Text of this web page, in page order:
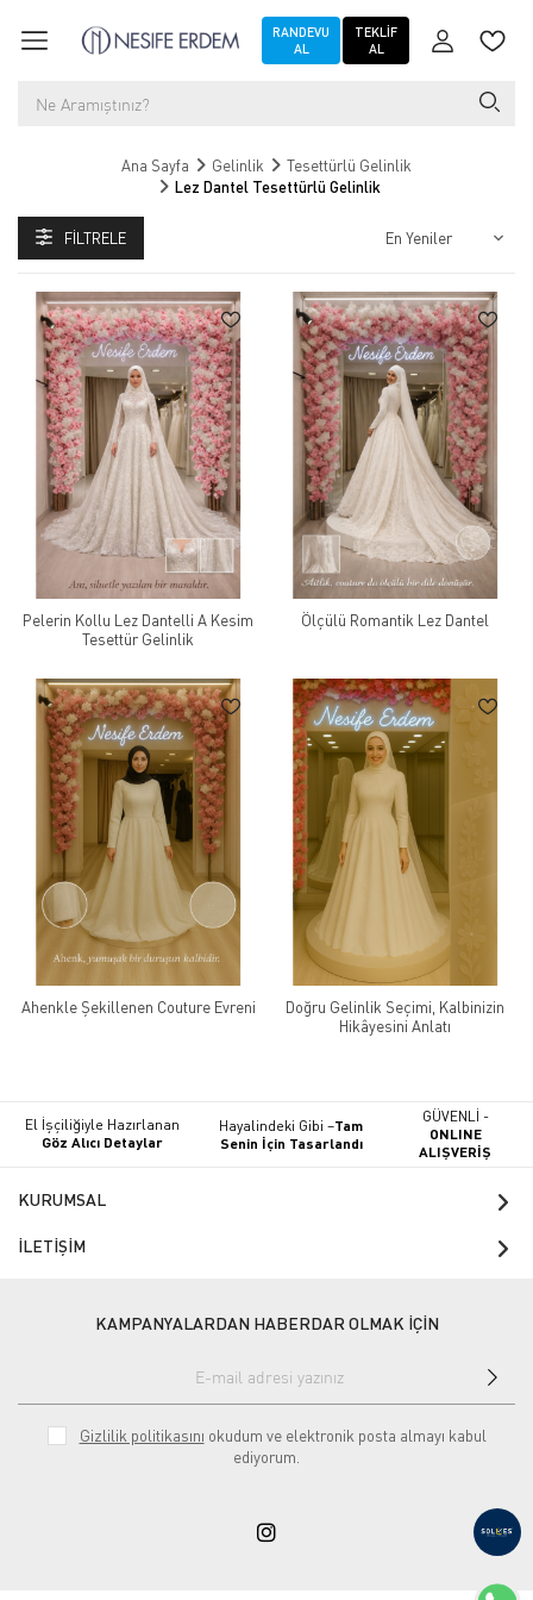
RANDEVU
AL
TEKLIF
AL
Ana Sayfa Gelinlik
Tesettürlü Gelinlik
Lez Dantel Tesettürlü Gelinlik
FILTRELE
Pelerin Kollu Lez Dantelli A Kesim
Tesettür Gelinlik
Ölçülü Romantik Lez Dantel
Ahenkle Şekillenen Couture Evreni
Doğru Gelinlik Seçimi, Kalbinizin
Hikâyesini Anlatı
El İşçiliğiyle Hazırlanan
Göz Alıcı Detaylar
Hayalindeki Gibi –Tam
Senin İçin Tasarlandı
GÜVENLİ -
ONLINE
ALIŞVERİŞ
KURUMSAL
İLETİŞİM
KAMPANYALARDAN HABERDAR OLMAK İÇİN
Gizlilik politikasını okudum ve elektronik posta almayı kabul
ediyorum.